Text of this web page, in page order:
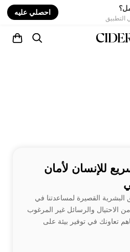
احصلي عليه
للإنسان لأمان
القصيرة لمساعدتنا في
الاحتيال والرسائل غير المرغوب
تعاونك في توفير بيئة على